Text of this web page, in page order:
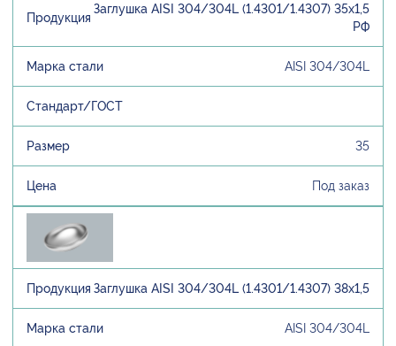
Заглушка AISI 304/304L (1.4301/1.4307) 35х1,5
РФ
AISI 304/304L
35
Под заказ
Заглушка AISI 304/304L (1.4301/1.4307) 38х1,5
AISI 304/304L